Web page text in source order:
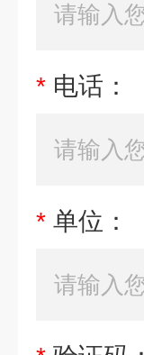
* 电话：
* 单位：